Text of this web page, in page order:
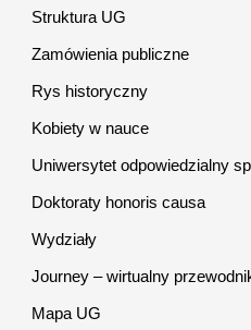
Struktura UG
Zamówienia publiczne
Rys historyczny
Kobiety w nauce
Uniwersytet odpowiedzialny
Doktoraty honoris causa
Wydziały
Journey – wirtualny
Mapa UG